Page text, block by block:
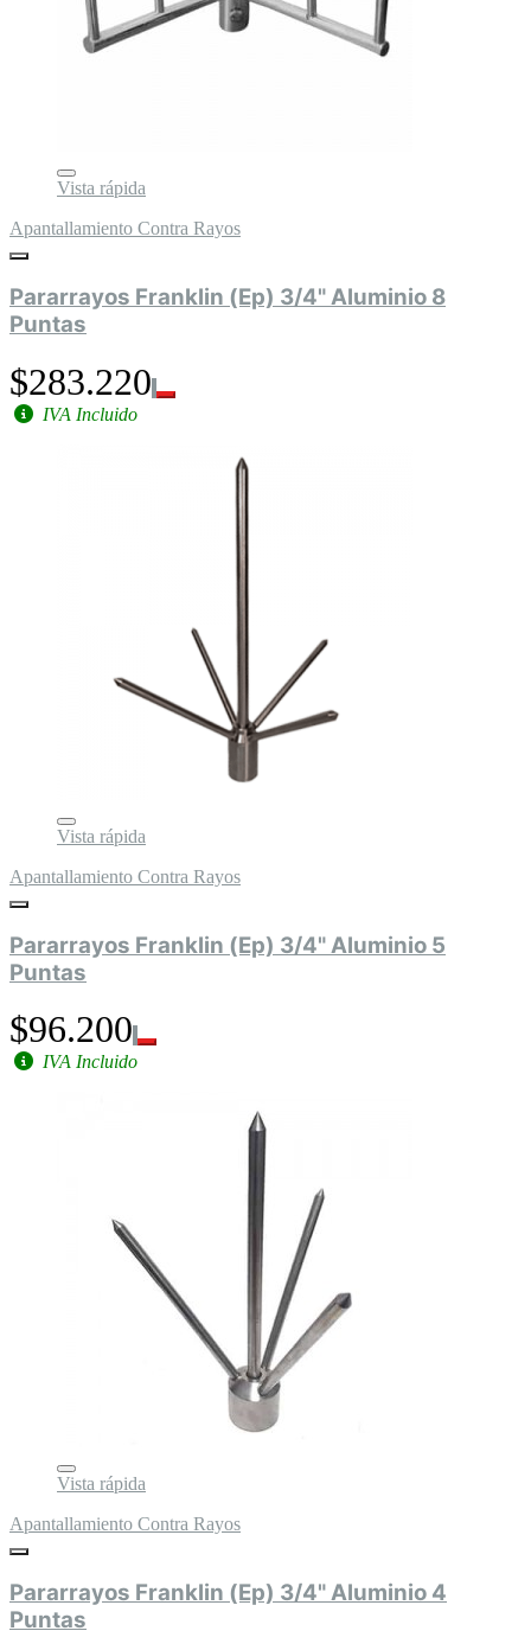
Vista rápida
Apantallamiento Contra Rayos
Pararrayos Franklin (Ep) 3/4" Aluminio 8
Puntas
$283.220
IVA Incluido
Vista rápida
Apantallamiento Contra Rayos
Pararrayos Franklin (Ep) 3/4" Aluminio 5
Puntas
$96.200
IVA Incluido
Vista rápida
Apantallamiento Contra Rayos
Pararrayos Franklin (Ep) 3/4" Aluminio 4
Puntas